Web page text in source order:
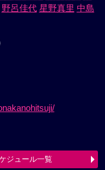
野呂佳代 星野真里 中島
ジュール一覧